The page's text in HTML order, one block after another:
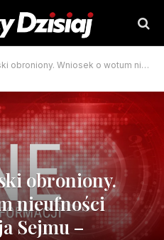
o wotum nieufności przepadł. Decyzja Sejmu – Wprost
obroniony.
nieufności
Sejmu –